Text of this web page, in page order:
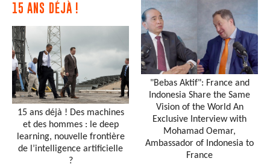
15 ANS DÉJÀ !
15 ans déjà ! Des machines
et des hommes : le deep
learning, nouvelle frontière
de l’intelligence artificielle
?
"Bebas Aktif": France and
Indonesia Share the Same
Vision of the World An
Exclusive Interview with
Mohamad Oemar,
Ambassador of Indonesia to
France